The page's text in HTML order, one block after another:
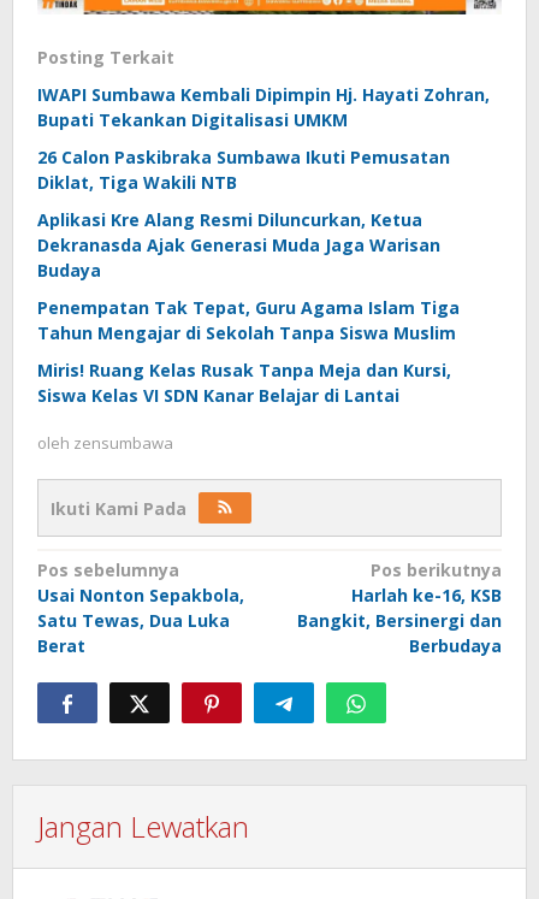
Posting Terkait
IWAPI Sumbawa Kembali Dipimpin Hj. Hayati Zohran,
Bupati Tekankan Digitalisasi UMKM
26 Calon Paskibraka Sumbawa Ikuti Pemusatan
Diklat, Tiga Wakili NTB
Aplikasi Kre Alang Resmi Diluncurkan, Ketua
Dekranasda Ajak Generasi Muda Jaga Warisan
Budaya
Penempatan Tak Tepat, Guru Agama Islam Tiga
Tahun Mengajar di Sekolah Tanpa Siswa Muslim
Miris! Ruang Kelas Rusak Tanpa Meja dan Kursi,
Siswa Kelas VI SDN Kanar Belajar di Lantai
oleh zensumbawa
Ikuti Kami Pada
Navigasi
pos
Pos sebelumnya
Usai Nonton Sepakbola,
Satu Tewas, Dua Luka
Berat
Pos berikutnya
Harlah ke-16, KSB
Bangkit, Bersinergi dan
Berbudaya
Jangan Lewatkan